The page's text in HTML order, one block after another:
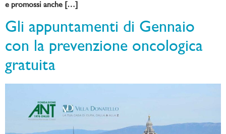
e promossi anche […]
Gli appuntamenti di Gennaio
con la prevenzione oncologica
gratuita